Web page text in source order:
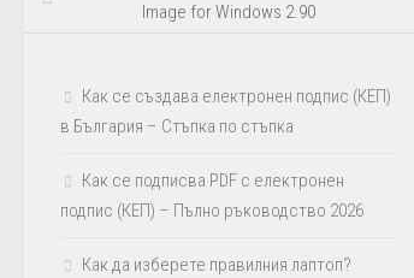
Image for Windows 2.90
Как се създава електронен подпис (КЕП)
в България – Стъпка по стъпка
Как се подписва PDF с електронен
подпис (КЕП) – Пълно ръководство 2026
Как да изберете правилния лаптоп?